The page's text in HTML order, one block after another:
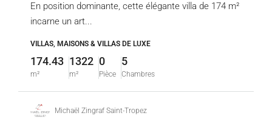
En position dominante, cette élégante villa de 174 m²
incarne un art...
VILLAS, MAISONS & VILLAS DE LUXE
174.43
m²
1322
m²
0
Pièce
5
Chambres
Michaël Zingraf Saint-Tropez